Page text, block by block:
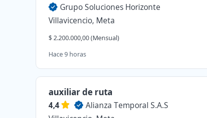
Grupo Soluciones Horizonte
Villavicencio, Meta
$ 2.200.000,00 (Mensual)
Hace 9 horas
auxiliar de ruta
4,4
Alianza Temporal S.A.S